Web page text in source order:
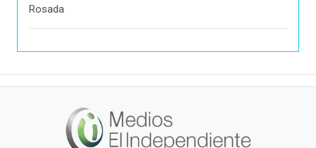
Rosada